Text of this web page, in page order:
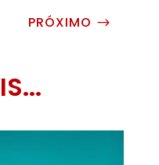
PRÓXIMO $